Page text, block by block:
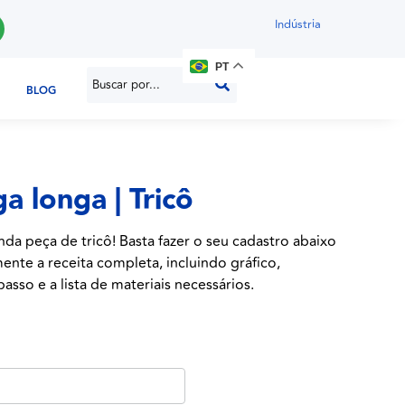
Indústria
BLOG
PT
longa | Tricô
peça de tricô! Basta fazer o seu cadastro abaixo
a receita completa, incluindo gráfico,
e a lista de materiais necessários.